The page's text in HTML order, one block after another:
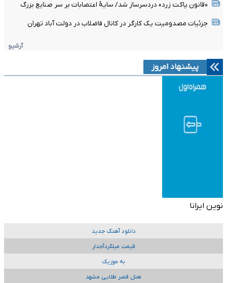
«قانون پاکت زرد» دردسرساز شد/ سایۀ اعتصابات بر سر صنایع بزرگ
جزئیات مصدومیت یک کارگر در کانال فاضلاب در دولت آباد تهران
آرشیو
پیشنهاد امروز
نوین ایرانا
دانلود آهنگ جدید
قیمت میلگردآجدار
به موزیک
هتل قصر طلایی مشهد